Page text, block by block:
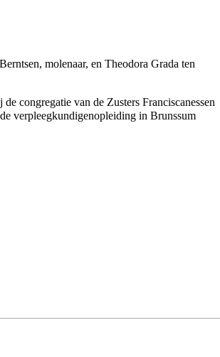
, molenaar, en Theodora Grada ten
congregatie van de Zusters Franciscanessen
verpleegkundigenopleiding in Brunssum